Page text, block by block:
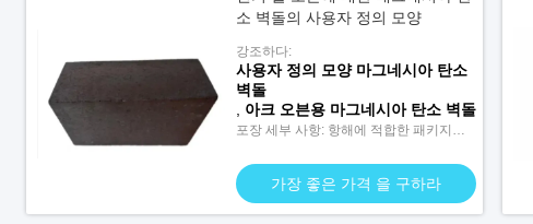
소 벽돌의 사용자 정의 모양
강조하다:
사용자 정의 모양 마그네시아 탄소
벽돌
아크 오븐용 마그네시아 탄소 벽돌
포장 세부 사항: 항해에 적합한 패키지와
가장 좋은 가격 을 구하라